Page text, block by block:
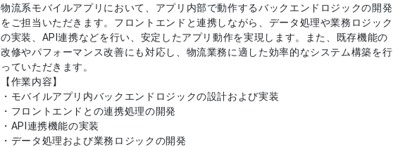
物流系モバイルアプリにおいて、アプリ内部で動作するバックエンドロジックの開発
をご担当いただきます。フロントエンドと連携しながら、データ処理や業務ロジック
の実装、API連携などを行い、安定したアプリ動作を実現します。また、既存機能の
改修やパフォーマンス改善にも対応し、物流業務に適した効率的なシステム構築を行
っていただきます。
【作業内容】
・モバイルアプリ内バックエンドロジックの設計および実装
・フロントエンドとの連携処理の開発
・API連携機能の実装
・データ処理および業務ロジックの開発